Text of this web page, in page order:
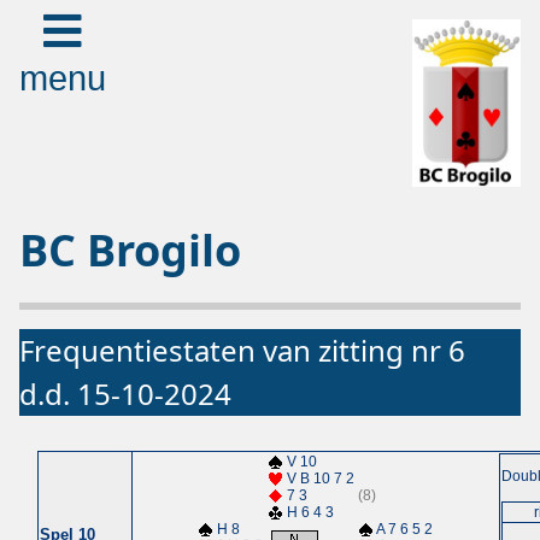
menu
BC Brogilo
Frequentiestaten van zitting nr 6
d.d. 15-10-2024
Spel 10
V 10
V B 10 7 2
7 3
H 6 4 3
(8)
H 8
A 7 6 5 2